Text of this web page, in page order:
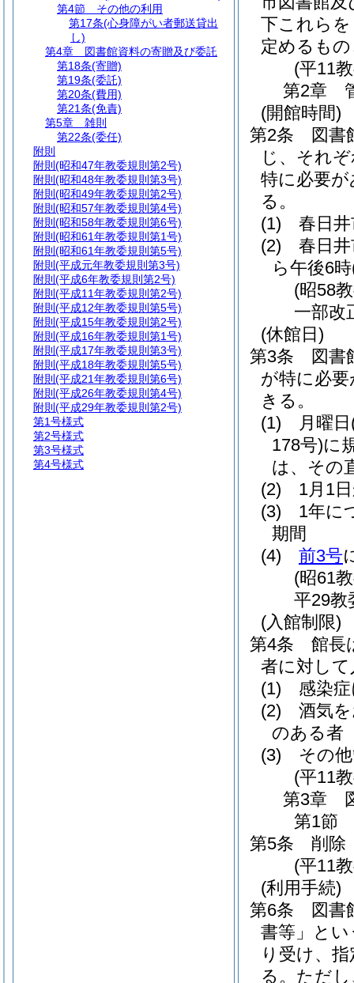
下これら
定めるも
(平11
第2章
(開館時間)
第2条
図書
じ、それ
特に必要
る。
(1)
春日
(2)
春日
ら午後6時
(昭58
一部改
(休館日)
第3条
図書
が特に必
きる。
(1)
月曜日
178号)に
は、その
(2)
1月1
(3)
1年に
期間
(4)
前3号
(昭61
平29教
(入館制限)
第4条
館長
者に対し
(1)
感染
(2)
酒気
のある者
(3)
その
(平11
第3章
第1節
第5条
削除
(平11
(利用手続)
第6条
図書
書等」とい
り受け、
る。 ただ
第4節
その他の利用
第17条(心身障がい者郵送貸出
し)
第4章
図書館資料の寄贈及び委託
第18条(寄贈)
第19条(委託)
第20条(費用)
第21条(免責)
第5章
雑則
第22条(委任)
附則
附則 (昭和47年教委規則第2号)
附則 (昭和48年教委規則第3号)
附則 (昭和49年教委規則第2号)
附則 (昭和57年教委規則第4号)
附則 (昭和58年教委規則第6号)
附則 (昭和61年教委規則第1号)
附則 (昭和61年教委規則第5号)
附則 (平成元年教委規則第3号)
附則 (平成6年教委規則第2号)
附則 (平成11年教委規則第2号)
附則 (平成12年教委規則第5号)
附則 (平成15年教委規則第2号)
附則 (平成16年教委規則第1号)
附則 (平成17年教委規則第3号)
附則 (平成18年教委規則第5号)
附則 (平成21年教委規則第6号)
附則 (平成26年教委規則第4号)
附則 (平成29年教委規則第2号)
第1号様式
第2号様式
第3号様式
第4号様式